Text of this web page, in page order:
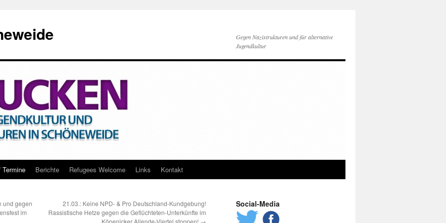
Gegen Nazistrukturen und für alternative
Jugendkultur
Berichte Refugees Welcome Links Kontakt
und gegen
im
21.03.: Keine NPD- & Pro Deutschland-Kundgebung!
Rassistische Hetze gegen die Geflüchteten-Unterkünfte im
Köpenicker Allende-Viertel stoppen! →
Social-Media